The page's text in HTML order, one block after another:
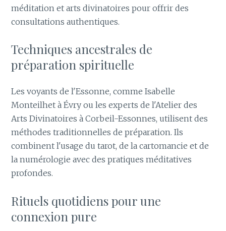
méditation et arts divinatoires pour offrir des
consultations authentiques.
Techniques ancestrales de
préparation spirituelle
Les voyants de l'Essonne, comme Isabelle
Monteilhet à Évry ou les experts de l'Atelier des
Arts Divinatoires à Corbeil-Essonnes, utilisent des
méthodes traditionnelles de préparation. Ils
combinent l'usage du tarot, de la cartomancie et de
la numérologie avec des pratiques méditatives
profondes.
Rituels quotidiens pour une
connexion pure